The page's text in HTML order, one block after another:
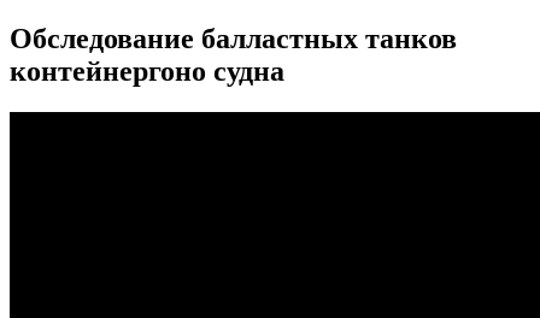
Обследование балластных танков
контейнергоно судна